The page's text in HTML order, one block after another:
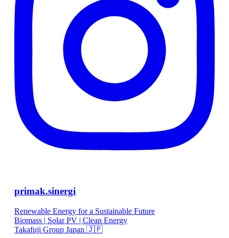
primak.sinergi
Renewable Energy for a Sustainable Future
Biomass | Solar PV | Clean Energy
Takafuji Group Japan 🇯🇵